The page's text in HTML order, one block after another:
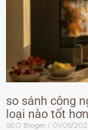
so sánh công
loại nào tốt
SEO Bloger 01/05/